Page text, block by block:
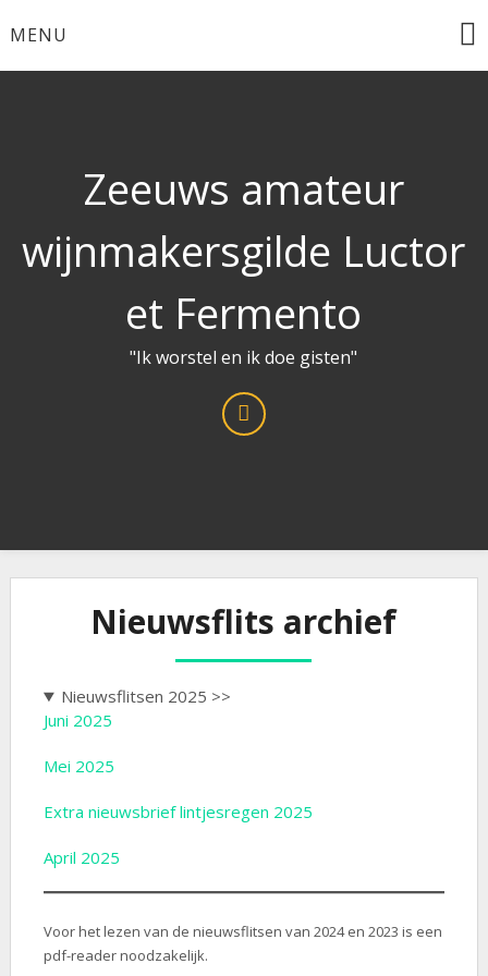
naar
MENU
Zeeuws amateur
wijnmakersgilde Luctor
et Fermento
"Ik worstel en ik doe gisten"
Nieuwsflits archief
Nieuwsflitsen 2025 >>
Juni 2025
Mei 2025
Extra nieuwsbrief lintjesregen 2025
April 2025
Voor het lezen van de nieuwsflitsen van 2024 en 2023 is een
pdf-reader noodzakelijk.